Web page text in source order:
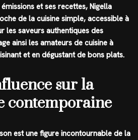
et ses recettes, Nigella
de la cuisine simple, accessible à
les saveurs authentiques des
ainsi les amateurs de cuisine à
et en dégustant de bons plats.
sur la
contemporaine
est une figure incontournable de la